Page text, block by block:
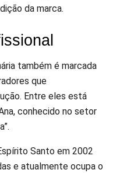
da marca.
também é marcada
que
Entre eles está
conhecido no setor
Santo em 2002
e atualmente ocupa o